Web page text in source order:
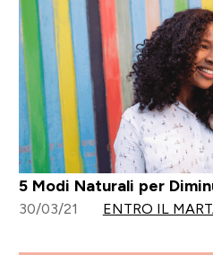
5 Modi Naturali per
30/03/21 ENTRO IL